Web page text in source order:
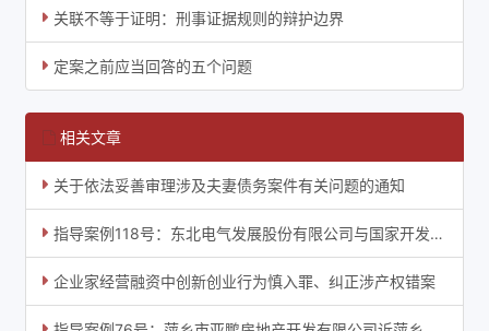
关联不等于证明：刑事证据规则的辩护边界
定案之前应当回答的五个问题
相关文章
关于依法妥善审理涉及夫妻债务案件有关问题的通知
指导案例118号：东北电气发展股份有限公司与国家开发银行股份有限公司、沈阳高压开关有限
企业家经营融资中创新创业行为慎入罪、纠正涉产权错案